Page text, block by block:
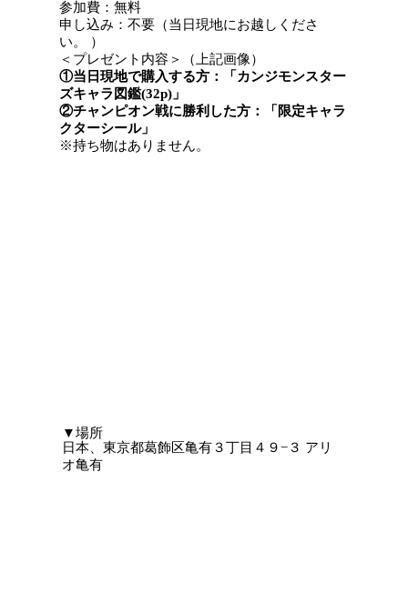
参加費：無料
申し込み：不要（当日現地にお越しくださ
い。 ）
＜プレゼント内容＞（上記画像）
①当日現地で購入する方：「カンジモンスター
ズキャラ図鑑(32p)」
②チャンピオン戦に勝利した方：「限定キャラ
クターシール」
※持ち物はありません。
日本、東京都葛飾区亀有３丁目４９−３ アリ
オ亀有
​▼場所